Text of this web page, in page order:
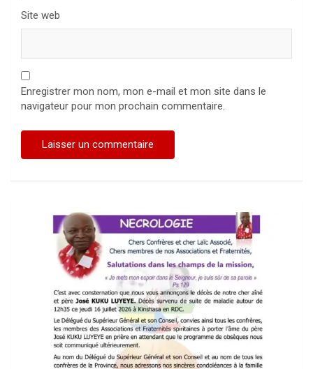
Site web
Enregistrer mon nom, mon e-mail et mon site dans le
navigateur pour mon prochain commentaire.